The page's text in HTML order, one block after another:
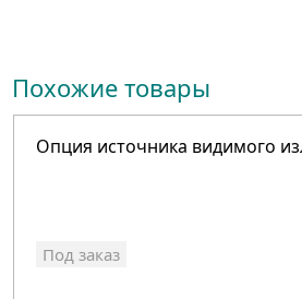
Похожие товары
Опция источника видимого
Под заказ